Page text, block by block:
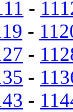
-
-
-
-
-